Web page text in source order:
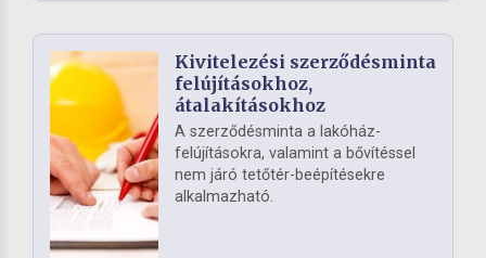
Kivitelezési szerződésminta
felújításokhoz,
átalakításokhoz
A szerződésminta a lakóház-
felújításokra, valamint a bővítéssel
nem járó tetőtér-beépítésekre
alkalmazható.